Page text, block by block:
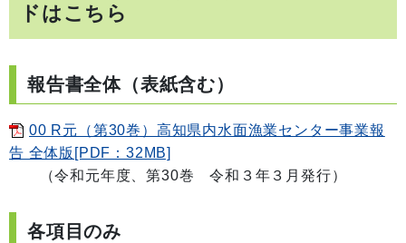
ドはこちら
報告書全体（表紙含む）
00 R元（第30巻）高知県内水面漁業センター事業報
告 全体版[PDF：32MB]
（令和元年度、第30巻 令和３年３月発行）
各項目のみ